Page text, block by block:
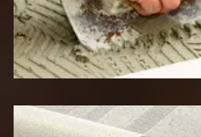
Pose de carrelage